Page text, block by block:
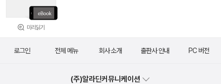
미리읽기
로그인 전체 메뉴 회사 소개 출판사 안내 PC 버전
(주)알라딘커뮤니케이션